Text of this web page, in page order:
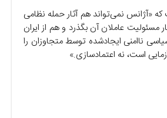
که «آژانس نمی‌تواند هم آثار حمله نظامی
مسئولیت عاملان آن بگذرد و هم از ایران
ناامنی ایجادشده توسط متجاوزان را
است، نه اعتمادسازی.»